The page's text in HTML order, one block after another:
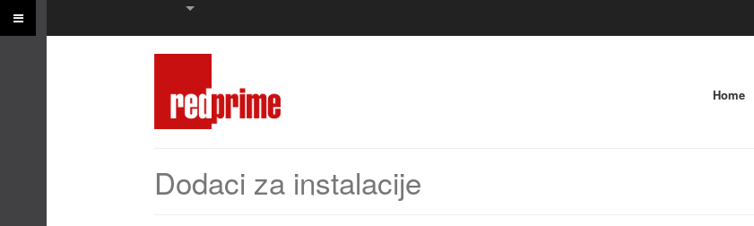
Home
Dodaci za instalacije